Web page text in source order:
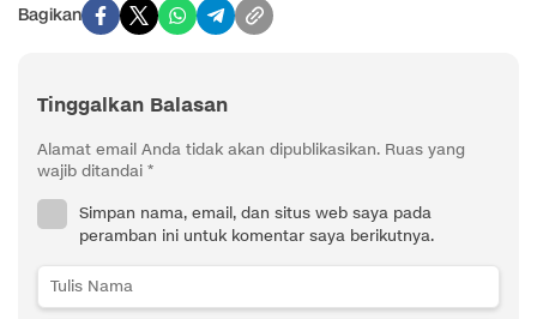
Bagikan
Tinggalkan Balasan
Alamat email Anda tidak akan dipublikasikan. Ruas yang
wajib ditandai *
Simpan nama, email, dan situs web saya pada
peramban ini untuk komentar saya berikutnya.